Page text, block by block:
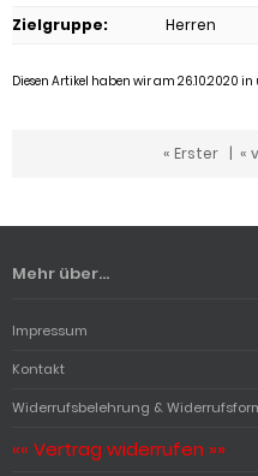
Zielgruppe: Herren
Diesen Artikel haben wir am 26.10.2020
« Erster | «
Mehr über...
Impressum
Kontakt
Widerrufsbelehrung &
«« Vertrag widerrufen »»